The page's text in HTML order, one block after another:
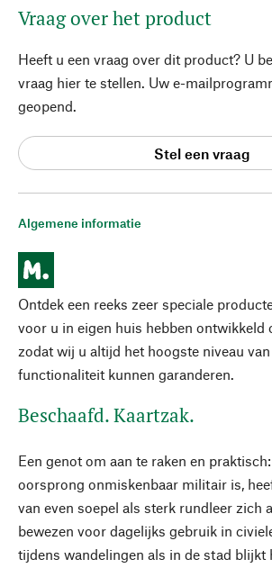
Algemene informatie
Ontdek een reeks zeer speciale
voor u in eigen huis hebben ontwikkeld
zodat wij u altijd het hoogste niveau
functionaliteit kunnen garanderen.
Beschaafd. Kaartzak.
Een genot om aan te raken en
oorsprong onmiskenbaar militair is,
van even soepel als sterk rundleer zich
bewezen voor dagelijks gebruik in
tijdens wandelingen als in de stad blijkt
Vraag over het product
Heeft u een vraag over dit product? U
vraag hier te stellen. Uw e-
geopend.
Stel een vraag